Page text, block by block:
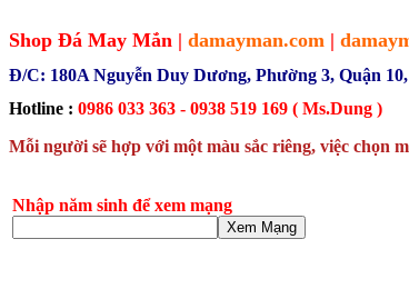
Shop Đá May Mắn | damayman.com |
Đ/C: 180A Nguyễn Duy Dương, Phường 3, Quận
Hotline : 0986 033 363 - 0938 519 169 ( Ms.Dung )
Mỗi người sẽ hợp với một màu sắc riêng, việc chọn
Nhập năm sinh để xem mạng
Xem Mạng